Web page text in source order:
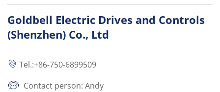
Dzielnica
Bao'an,
Goldbell Electric Drives and Controls
(Shenzhen) Co., Ltd
Tel.:+86-750-6899509
Contact person: Andy